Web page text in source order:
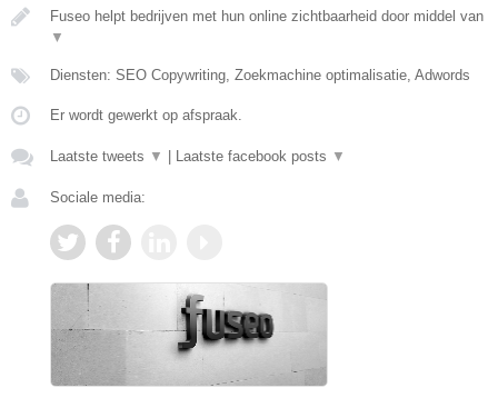
Fuseo helpt bedrijven met hun online zichtbaarheid door middel van
▼
Diensten: SEO Copywriting, Zoekmachine optimalisatie, Adwords
Er wordt gewerkt op afspraak.
Laatste tweets ▼ Laatste facebook posts ▼
Sociale media: